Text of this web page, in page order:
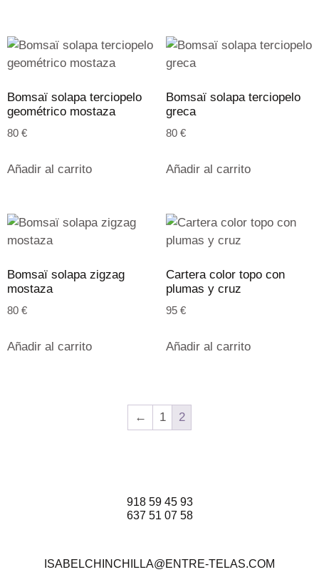
Bomsaï solapa terciopelo
geométrico mostaza
80 €
Añadir al carrito
Bomsaï solapa terciopelo
greca
80 €
Añadir al carrito
Bomsaï solapa zigzag
mostaza
80 €
Añadir al carrito
Cartera color topo con
plumas y cruz
95 €
Añadir al carrito
← 1 2
918 59 45 93
637 51 07 58
ISABELCHINCHILLA@ENTRE-TELAS.COM